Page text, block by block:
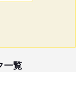
一覧